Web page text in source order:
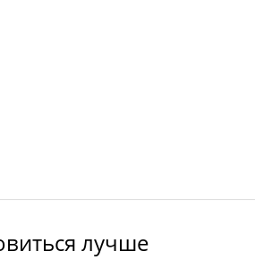
лучше